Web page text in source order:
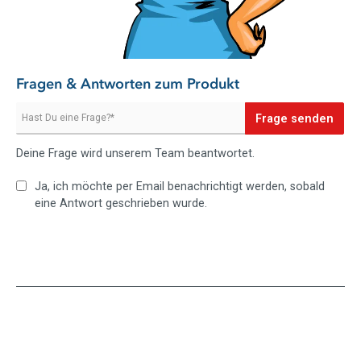
Fragen & Antworten zum Produkt
Frage senden
Deine Frage wird unserem Team beantwortet.
Ja, ich möchte per Email benachrichtigt werden, sobald
eine Antwort geschrieben wurde.